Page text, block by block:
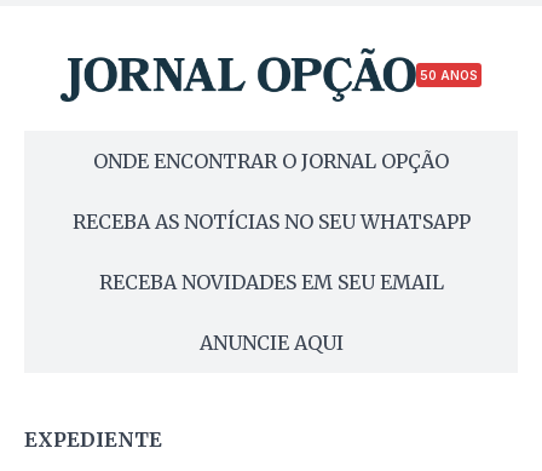
50 ANOS
ONDE ENCONTRAR O JORNAL OPÇÃO
RECEBA AS NOTÍCIAS NO SEU WHATSAPP
RECEBA NOVIDADES EM SEU EMAIL
ANUNCIE AQUI
EXPEDIENTE